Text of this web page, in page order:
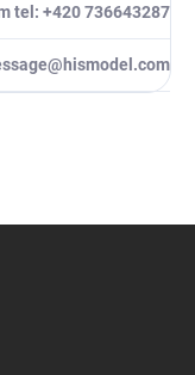
tel: +420 736643287